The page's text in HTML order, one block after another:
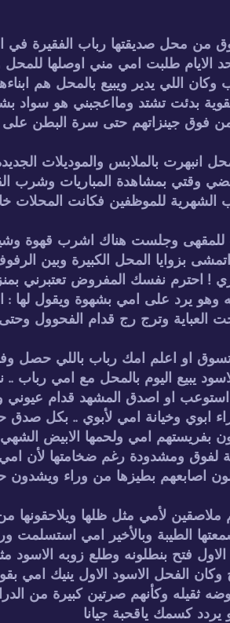
دايماً تتسوق من محل صديقتها رباب
الايام طلبت امي مني اوصلها
بدئت تشتد ومااعجبني هو سواد
فوق جينزاتهم حتى سرة البطن
انبهرت بالملابس والموديلات
وقتي بمشاهدة المباريات وشرب
الشهرية للموظفين فكانت المحلات
للمقهى وجلست هناك اشرب قهوة
بزوايا المحل الكبيرة وبين
! احترم نفسك المفروض تعتبرني
وهو يرد على امي بشهوة ويقول
العباية وترج رج قدام الفحوول
او اعلم امك رباب باللي حصل
يبيع اليوم بالمحل مع امي
استوعب او اصدق المشهد قدام
ابوي وخيانة امي لأبوي .. بكل صدق
بفريستهم امي ولحمها الابيض الشهي
لفوق ومشدودة رغم ضخامتها لأن
اصابعهم بطيزها من وراء ويشدون
لأمي مثل ظلها ويلاحقونها
الطيبة وبالأخير امي
فتح بنطلونه وطلع زوبه
الفحل الاسود الاول ينيك امي
ثقيله وكأنهم صرتين كبيرة من
كسمك ياقحبة جيانا